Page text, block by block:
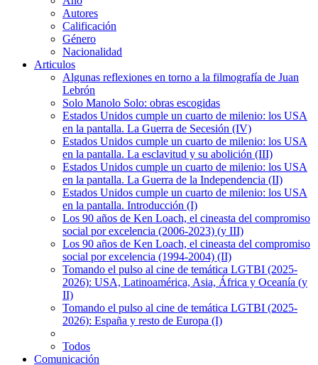
Autores
Calificación
Género
Nacionalidad
Articulos
Algunas reflexiones en torno a la filmografía de Juan
Lebrón
Solo Manolo Solo: obras escogidas
Estados Unidos cumple un cuarto de milenio: los USA
en la pantalla. La Guerra de Secesión (IV)
Estados Unidos cumple un cuarto de milenio: los USA
en la pantalla. La esclavitud y su abolición (III)
Estados Unidos cumple un cuarto de milenio: los USA
en la pantalla. La Guerra de la Independencia (II)
Estados Unidos cumple un cuarto de milenio: los USA
en la pantalla. Introducción (I)
Los 90 años de Ken Loach, el cineasta del compromiso
social por excelencia (2006-2023) (y III)
Los 90 años de Ken Loach, el cineasta del compromiso
social por excelencia (1994-2004) (II)
Tomando el pulso al cine de temática LGTBI (2025-
2026): USA, Latinoamérica, Asia, África y Oceanía (y
II)
Tomando el pulso al cine de temática LGTBI (2025-
2026): España y resto de Europa (I)
Todos
Comunicación